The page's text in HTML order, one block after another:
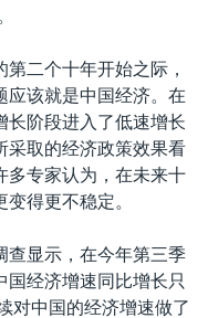
二个十年开始之际，
应该就是中国经济。在
长阶段进入了低速增长
采取的经济政策效果看
多专家认为，在未来十
得更不稳定。
查显示，在今年第三季
国经济增速同比增长只
对中国的经济增速做了